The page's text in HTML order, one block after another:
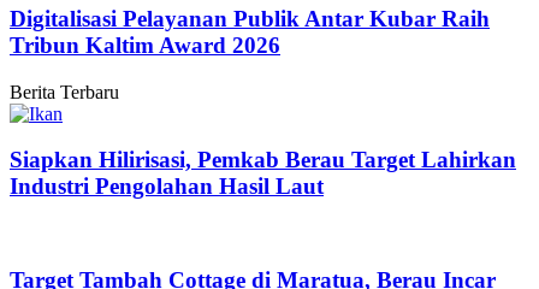
Digitalisasi Pelayanan Publik Antar Kubar Raih
Tribun Kaltim Award 2026
Berita Terbaru
Siapkan Hilirisasi, Pemkab Berau Target Lahirkan
Industri Pengolahan Hasil Laut
Target Tambah Cottage di Maratua, Berau Incar